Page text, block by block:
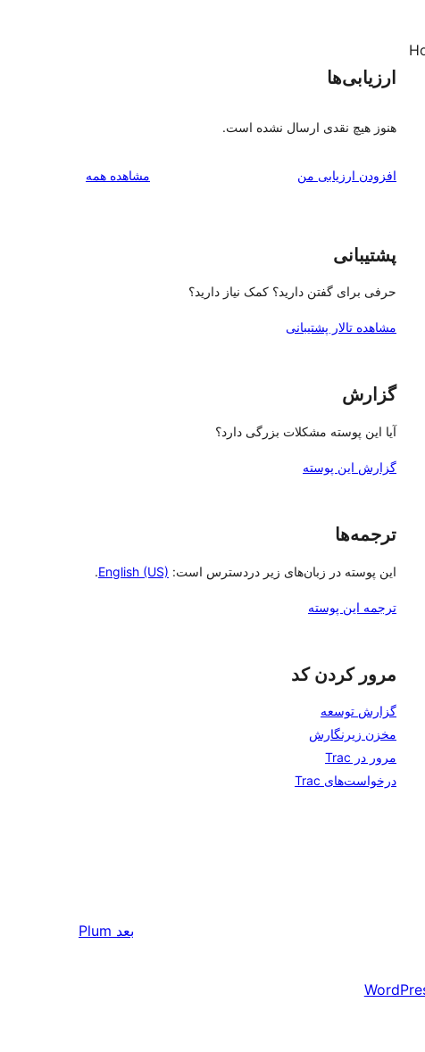
ارزیابی‌ها
هنوز هیچ نقدی ارسال نشده است.
افزودن ارزیابی من مشاهده همه
پشتیبانی
حرفی برای گفتن دارید؟ کمک نیاز دارید؟
مشاهده تالار پشتیبانی
گزارش
آیا این پوسته مشکلات بزرگی دارد؟
گزارش این پوسته
ترجمه‌ها
این پوسته در زبان‌های زیر دردسترس است: English (US)
.
ترجمه این پوسته
مرور کردن کد
گزارش توسعه
مخزن زیرنگارش
مرور در Trac
درخواست‌های Trac
بعد Plum